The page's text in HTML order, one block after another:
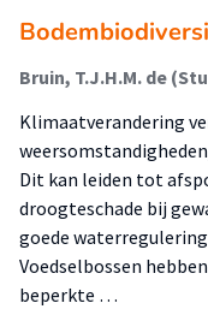
Klimaatverandering
Dit kan leiden tot
droogteschade bij
goede
Voedselbossen
beperkte …